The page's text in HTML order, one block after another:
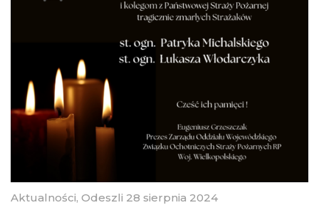
Aktualności, Odeszli 28 sierpnia 2024